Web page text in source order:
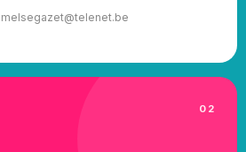
02